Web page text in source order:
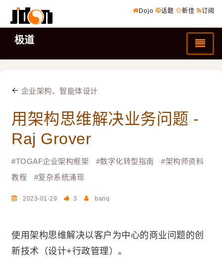
Dojo 话题 新佳 订阅
极道
企业架构、智能体设计
用架构思维解决业务问题 -
Raj Grover
#TOGAF企业架构框架 #数字化转型指南 #架构师资料
教程
#复杂系统涌现
2023-01-29 3 banq
使用架构思维解决以客户为中心的商业问题的创
新技术（设计+行政管理）。